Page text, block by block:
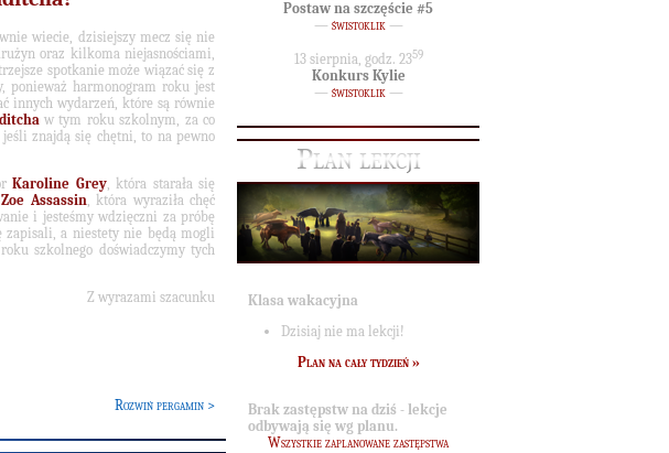
wiecie, dzisiejszy mecz się nie
oraz kilkoma niejasnościami,
spotkanie może wiązać się z
ponieważ harmonogram roku jest
innych wydarzeń, które są równie
w tym roku szkolnym, za co
jeśli znajdą się chętni, to na pewno
Karoline Grey, która starała się
Assassin, która wyraziła chęć
i jesteśmy wdzięczni za próbę
a niestety nie będą mogli
szkolnego doświadczymy tych
Z wyrazami szacunku
Rozwiń pergamin >
Postaw na szczęście #5
— świstoklik—
13 sierpnia, godz. 2359
Konkurs Kylie
— świstoklik—
Plan lekcji
Klasa wakacyjna
Dzisiaj nie ma lekcji!
Plan na cały tydzień »
Brak zastępstw na dziś - lekcje
odbywają się wg planu.
Wszystkie zaplanowane zastępstwa